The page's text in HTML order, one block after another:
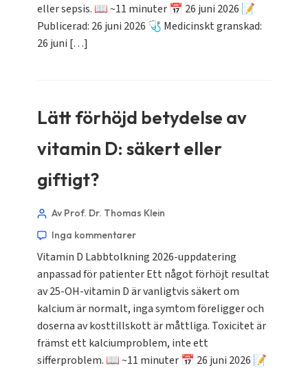
eller sepsis. 📖 ~11 minuter 📅 26 juni 2026 📝
Publicerad: 26 juni 2026 🩺 Medicinskt granskad:
26 juni […]
Lätt förhöjd betydelse av
vitamin D: säkert eller
giftigt?
Av Prof. Dr. Thomas Klein
Inga kommentarer
Vitamin D Labbtolkning 2026-uppdatering
anpassad för patienter Ett något förhöjt resultat
av 25-OH-vitamin D är vanligtvis säkert om
kalcium är normalt, inga symtom föreligger och
doserna av kosttillskott är måttliga. Toxicitet är
främst ett kalciumproblem, inte ett
sifferproblem. 📖 ~11 minuter 📅 26 juni 2026 📝